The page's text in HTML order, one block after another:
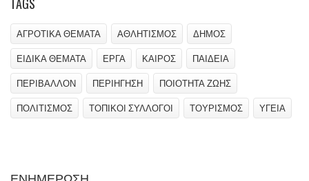
ΑΓΡΟΤΙΚΑ ΘΕΜΑΤΑ ΑΘΛΗΤΙΣΜΟΣ ΔΗΜΟΣ
ΕΙΔΙΚΑ ΘΕΜΑΤΑ ΕΡΓΑ ΚΑΙΡΟΣ ΠΑΙΔΕΙΑ
ΠΕΡΙΒΑΛΛΟΝ ΠΕΡΙΗΓΗΣΗ ΠΟΙΟΤΗΤΑ ΖΩΗΣ
ΠΟΛΙΤΙΣΜΟΣ ΤΟΠΙΚΟΙ ΣΥΛΛΟΓΟΙ ΤΟΥΡΙΣΜΟΣ ΥΓΕΙΑ
ΕΝΗΜΕΡΩΣΗ